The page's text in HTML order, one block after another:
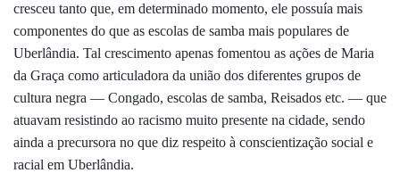
cresceu tanto que, em determinado momento, ele possuía mais
componentes do que as escolas de samba mais populares de
Uberlândia. Tal crescimento apenas fomentou as ações de Maria
da Graça como articuladora da união dos diferentes grupos de
cultura negra — Congado, escolas de samba, Reisados etc. — que
atuavam resistindo ao racismo muito presente na cidade, sendo
ainda a precursora no que diz respeito à conscientização social e
racial em Uberlândia.